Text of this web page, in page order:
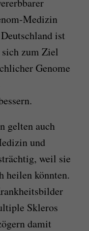
Medizin
ist
zum Ziel
Genome
gelten auch
und
weil sie
heilen könnten.
Skleros
damit